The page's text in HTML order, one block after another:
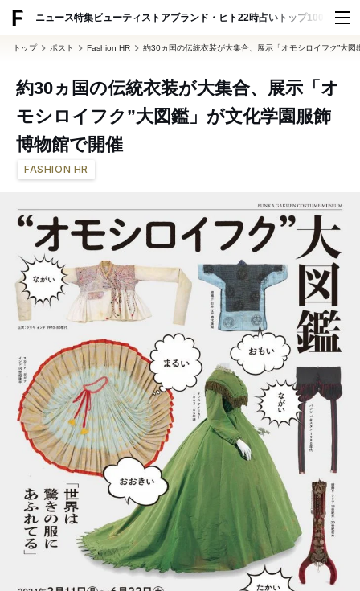
ニュース特集ビューティ ストアブランド・ヒト22時占い トップ100 スナッ
トップ ポスト Fashion HR 約30ヵ国の伝統衣装が大集合、展示「オモシロイフク”大
約30ヵ国の伝統衣装が大集合、展示「オ
モシロイフク”大図鑑」が文化学園服飾
博物館で開催
FASHION HR